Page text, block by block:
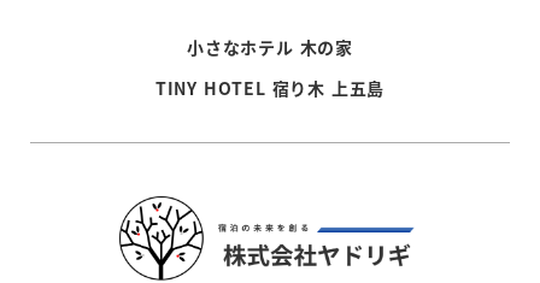
小さなホテル 木の家
TINY HOTEL 宿り木 上五島